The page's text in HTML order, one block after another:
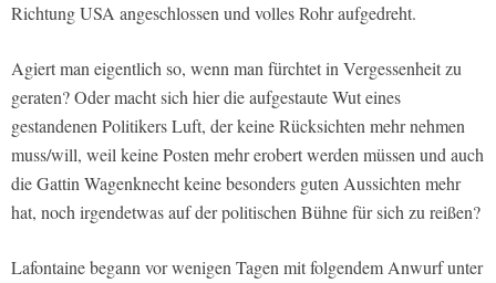
Richtung USA angeschlossen und volles Rohr aufgedreht.
Agiert man eigentlich so, wenn man fürchtet in Vergessenheit zu
geraten? Oder macht sich hier die aufgestaute Wut eines
gestandenen Politikers Luft, der keine Rücksichten mehr nehmen
muss/will, weil keine Posten mehr erobert werden müssen und auch
die Gattin Wagenknecht keine besonders guten Aussichten mehr
hat, noch irgendetwas auf der politischen Bühne für sich zu reißen?
Lafontaine begann vor wenigen Tagen mit folgendem Anwurf unter